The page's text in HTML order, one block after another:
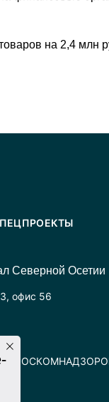
на 2,4 млн
Северной Осетии
офис 56